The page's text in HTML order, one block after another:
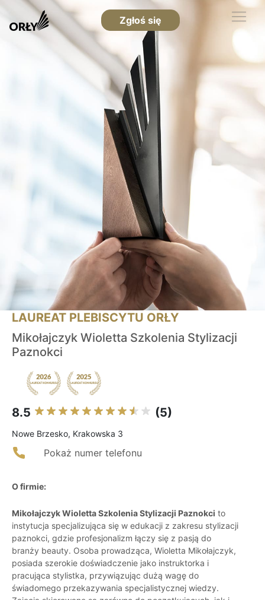
Zgłoś się
LAUREAT PLEBISCYTU ORŁY
Mikołajczyk Wioletta Szkolenia Stylizacji
Paznokci
8.5 (5)
Nowe Brzesko, Krakowska 3
Pokaż numer telefonu
O firmie:
Mikołajczyk Wioletta Szkolenia Stylizacji Paznokci to
instytucja specjalizująca się w edukacji z zakresu stylizacji
paznokci, gdzie profesjonalizm łączy się z pasją do
branży beauty. Osoba prowadząca, Wioletta Mikołajczyk,
posiada szerokie doświadczenie jako instruktorka i
pracująca stylistka, przywiązując dużą wagę do
świadomego przekazywania specjalistycznej wiedzy.